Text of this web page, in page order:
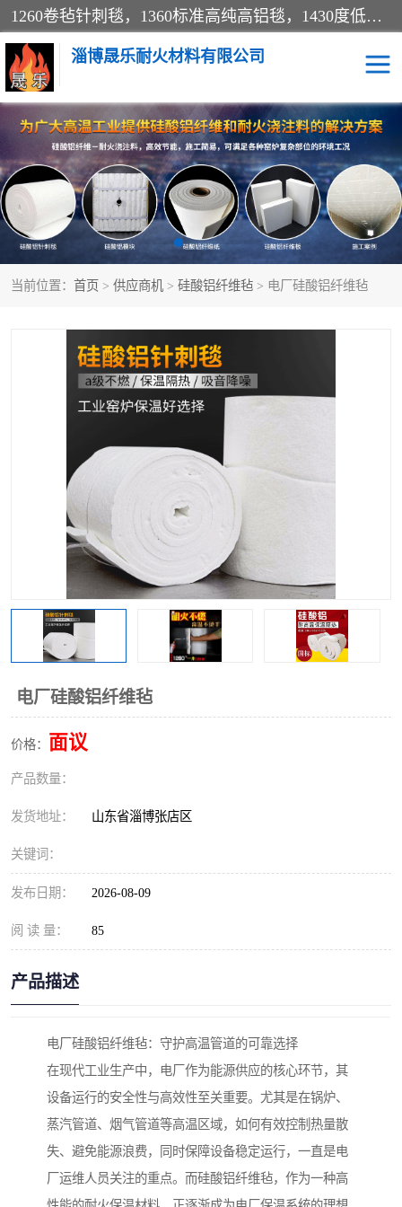
1260卷毡针刺毯，1360标准高纯高铝毯，1430度低锆锆铝含锆毯，普通挡渣棉卷毡，防火纸、挡火板、隔热垫片模块、棉块、折叠块、散棉高温固化剂价格规格密度多少钱图片视频立方平米参数指标
淄博晟乐耐火材料有限公司
当前位置： 首页 > 供应商机 > 硅酸铝纤维毡 > 电厂硅酸铝纤维毡
电厂硅酸铝纤维毡
价格： 面议
产品数量：
发货地址： 山东省淄博张店区
关键词：
发布日期： 2026-08-09
阅 读 量： 85
产品描述
电厂硅酸铝纤维毡：守护高温管道的可靠选择
在现代工业生产中，电厂作为能源供应的核心环节，其
设备运行的安全性与高效性至关重要。尤其是在锅炉、
蒸汽管道、烟气管道等高温区域，如何有效控制热量散
失、避免能源浪费，同时保障设备稳定运行，一直是电
厂运维人员关注的重点。而硅酸铝纤维毡，作为一种高
硅酸铝挡渣棉 硅酸铝纤维纸
硅酸铝挡火板 高铝毯
含锆毯 硅酸铝折叠块
硅酸铝散棉 硅酸铝纤维毯
硅酸铝垫片 陶瓷纤维纸
硅酸铝纤维毡 硅酸铝模块
硅酸铝板